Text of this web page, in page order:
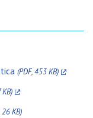
(PDF, 453 KB)
KB)
26 KB)